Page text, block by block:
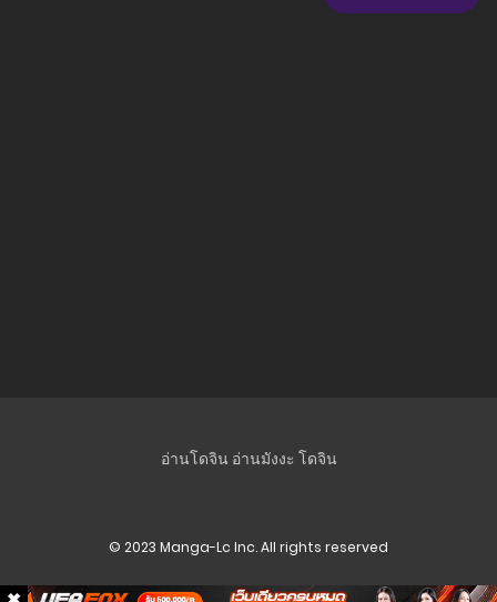
อ่านโดจิน อ่านมังงะ โดจิน
© 2023 Manga-Lc Inc. All rights reserved